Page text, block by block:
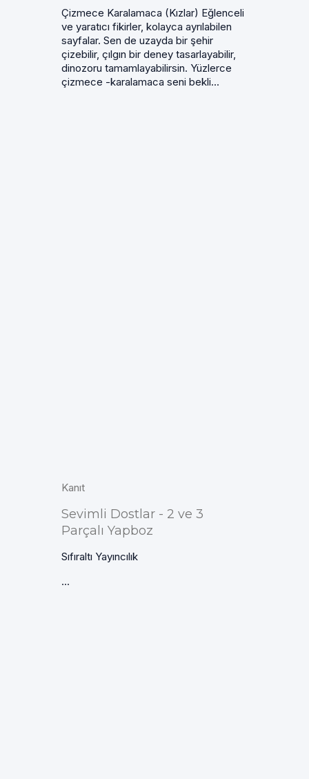
Çizmece Karalamaca (Kızlar) Eğlenceli
ve yaratıcı fikirler, kolayca ayrılabilen
sayfalar. Sen de uzayda bir şehir
çizebilir, çılgın bir deney tasarlayabilir,
dinozoru tamamlayabilirsin. Yüzlerce
çizmece -karalamaca seni bekli...
Kanıt
Sevimli Dostlar - 2 ve 3
Parçalı Yapboz
Sıfıraltı Yayıncılık
...